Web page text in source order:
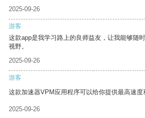
2025-09-26
游客
这款app是我学习路上的良师益友，让我能够随
视野。
2025-09-26
游客
这款加速器VPM应用程序可以给你提供最高速度
2025-09-26